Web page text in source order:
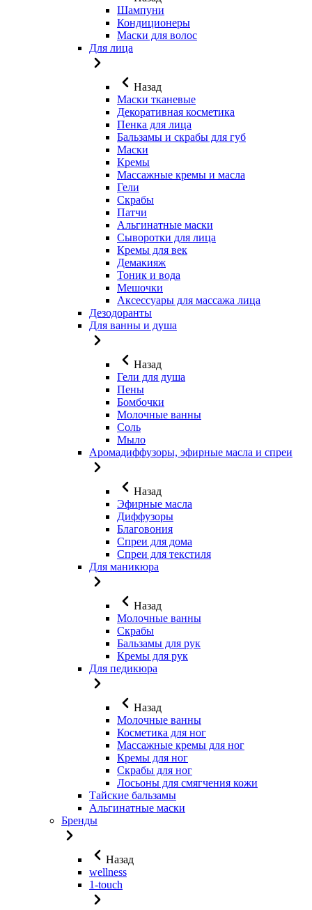
Шампуни
Кондиционеры
Маски для волос
Для лица
Назад
Маски тканевые
Декоративная косметика
Пенка для лица
Бальзамы и скрабы для губ
Маски
Кремы
Массажные кремы и масла
Гели
Скрабы
Патчи
Альгинатные маски
Сыворотки для лица
Кремы для век
Демакияж
Тоник и вода
Мешочки
Аксессуары для массажа лица
Дезодоранты
Для ванны и душа
Назад
Гели для душа
Пены
Бомбочки
Молочные ванны
Соль
Мыло
Аромадиффузоры, эфирные масла и спреи
Назад
Эфирные масла
Диффузоры
Благовония
Спреи для дома
Спреи для текстиля
Для маникюра
Назад
Молочные ванны
Скрабы
Бальзамы для рук
Кремы для рук
Для педикюра
Назад
Молочные ванны
Косметика для ног
Массажные кремы для ног
Кремы для ног
Скрабы для ног
Лосьоны для смягчения кожи
Тайские бальзамы
Альгинатные маски
Бренды
Назад
wellness
1-touch